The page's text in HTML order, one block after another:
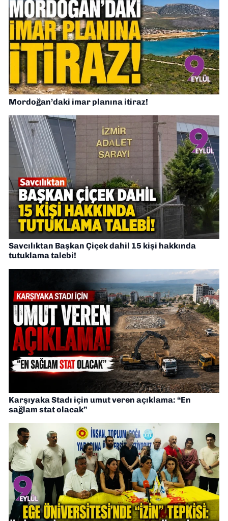
Mordoğan’daki imar planına itiraz!
Savcılıktan Başkan Çiçek dahil 15 kişi hakkında
tutuklama talebi!
Karşıyaka Stadı için umut veren açıklama: “En
sağlam stat olacak”